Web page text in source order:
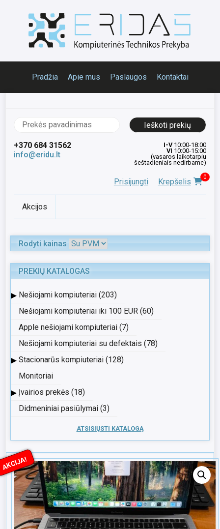
Pradžia Apie mus Paslaugos Kontaktai
Ieškoti:
+370 684 31562
info@eridu.lt
I-V10:00-18:00
VI 10:00-15:00
(vasaros laikotarpiu
šeštadieniais nedirbame)
Prisijungti Krepšelis 0
Akcijos
Rodyti kainas
PREKIŲ KATALOGAS
▸ Nešiojami kompiuteriai (203)
Nešiojami kompiuteriai iki 100 EUR (60)
Apple nešiojami kompiuteriai (7)
Nešiojami kompiuteriai su defektais (78)
▸ Stacionarūs kompiuteriai (128)
Monitoriai
▸ Įvairios prekės (18)
Didmeniniai pasiūlymai (3)
ATSISIŲSTI KATALOGĄ
AKCIJA!